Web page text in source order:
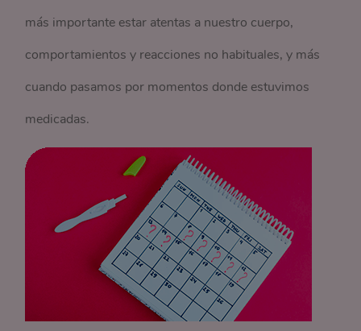
más importante estar atentas a nuestro cuerpo,
comportamientos y reacciones no habituales, y más
cuando pasamos por momentos donde estuvimos
medicadas.